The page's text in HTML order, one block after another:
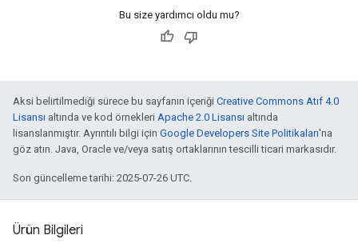
Bu size yardımcı oldu mu?
Aksi belirtilmediği sürece bu sayfanın içeriği Creative Commons Atıf 4.0
Lisansı altında ve kod örnekleri Apache 2.0 Lisansı altında
lisanslanmıştır. Ayrıntılı bilgi için Google Developers Site Politikaları'na
göz atın. Java, Oracle ve/veya satış ortaklarının tescilli ticari markasıdır.
Son güncelleme tarihi: 2025-07-26 UTC.
Ürün Bilgileri